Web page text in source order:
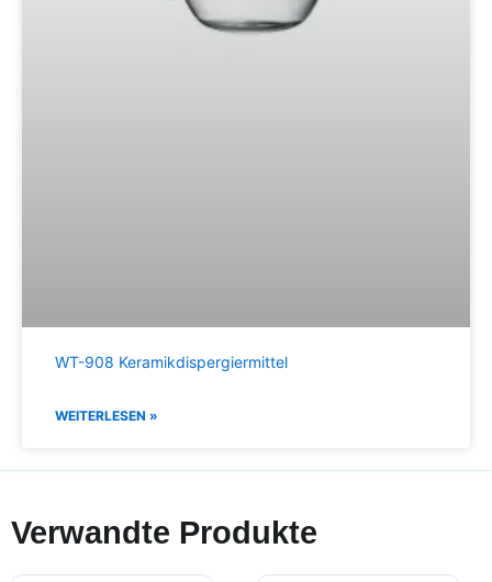
WT-908 Keramikdispergiermittel
WEITERLESEN »
Verwandte Produkte